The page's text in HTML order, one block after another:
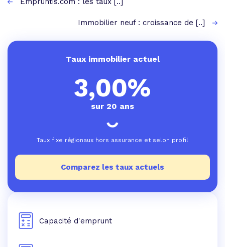
Immobilier neuf : croissance de [..]
Taux immobilier actuel
3,00%
sur 20 ans
Taux fixe régionaux hors assurance et selon profil
Comparez les taux actuels
Capacité d'emprunt